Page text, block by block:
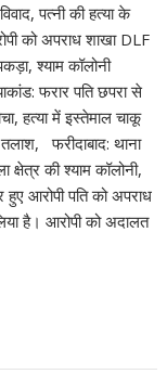
पत्नी की हत्या के
को अपराध शाखा DLF
श्याम कॉलोनी
फरार पति छपरा से
हत्या में इस्तेमाल चाकू
फरीदाबाद: थाना
क्षेत्र की श्याम कॉलोनी,
हुए आरोपी पति को अपराध
है। आरोपी को अदालत